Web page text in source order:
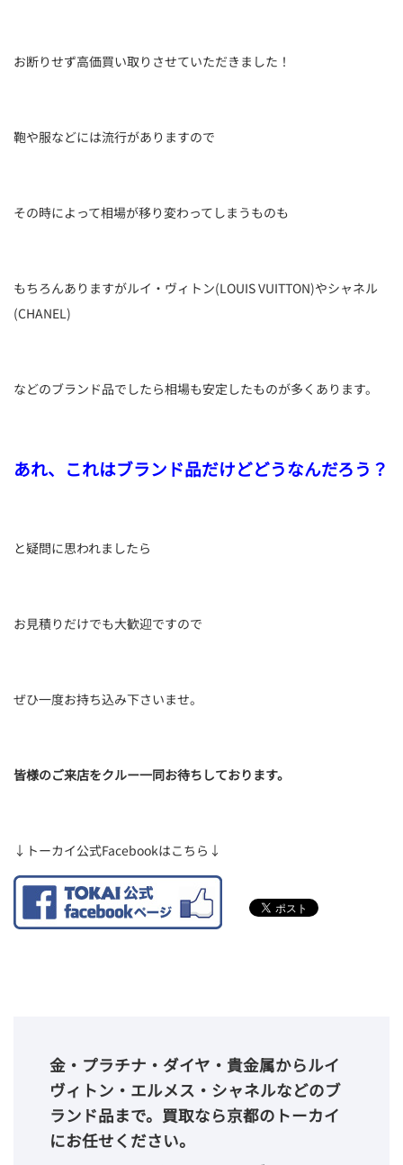
お断りせず高価買い取りさせていただきました！
鞄や服などには流行がありますので
その時によって相場が移り変わってしまうものも
もちろんありますがルイ・ヴィトン(LOUIS VUITTON)やシャネル
(CHANEL)
などのブランド品でしたら相場も安定したものが多くあります。
あれ、これはブランド品だけどどうなんだろう？
と疑問に思われましたら
お見積りだけでも大歓迎ですので
ぜひ一度お持ち込み下さいませ。
皆様のご来店をクルー一同お待ちしております。
↓トーカイ公式Facebookはこちら↓
金・プラチナ・ダイヤ・貴金属からルイ
ヴィトン・エルメス・シャネルなどのブ
ランド品まで。買取なら京都のトーカイ
にお任せください。